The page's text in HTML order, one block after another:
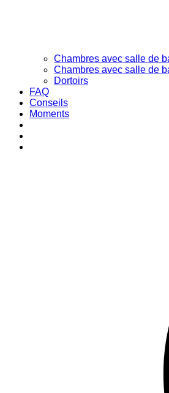
Chambres avec salle de
Chambres avec salle de
Dortoirs
FAQ
Conseils
Moments